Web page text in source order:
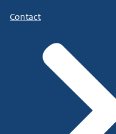
Contact